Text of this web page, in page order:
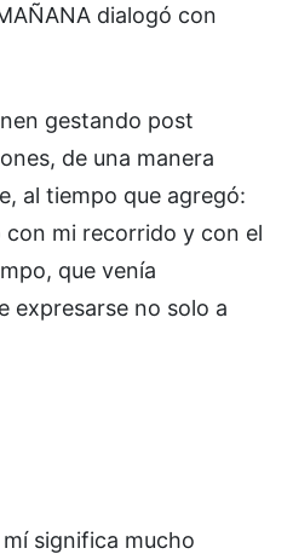
dialogó con
gestando post
de una manera
al tiempo que agregó:
mi recorrido y con el
que venía
expresarse no solo a
significa mucho